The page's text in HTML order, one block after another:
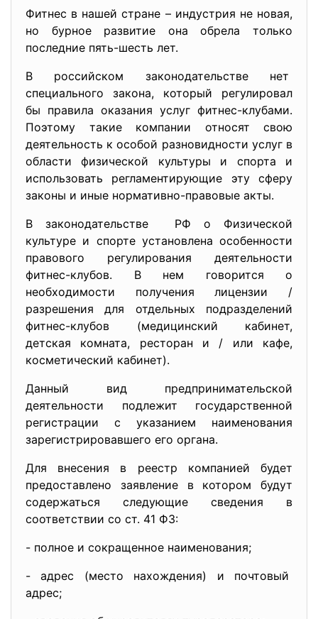
Фитнес в нашей стране – индустрия не новая,
но бурное развитие она обрела только
последние пять-шесть лет.
В российском законодательстве нет
специального закона, который регулировал
бы правила оказания услуг фитнес-клубами.
Поэтому такие компании относят свою
деятельность к особой разновидности услуг в
области физической культуры и спорта и
использовать регламентирующие эту сферу
законы и иные нормативно-правовые акты.
В законодательстве РФ о Физической
культуре и спорте установлена особенности
правового регулирования деятельности
фитнес-клубов. В нем говорится о
необходимости получения лицензии /
разрешения для отдельных подразделений
фитнес-клубов (медицинский кабинет,
детская комната, ресторан и / или кафе,
косметический кабинет).
Данный вид предпринимательской
деятельности подлежит государственной
регистрации с указанием наименования
зарегистрировавшего его органа.
Для внесения в реестр компанией будет
предоставлено заявление в котором будут
содержаться следующие сведения в
соответствии со ст. 41 ФЗ:
- полное и сокращенное наименования;
- адрес (место нахождения) и почтовый
адрес;